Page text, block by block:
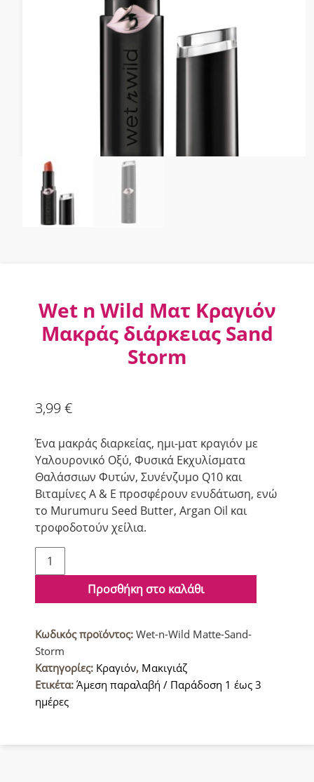
Wet n Wild Ματ Κραγιόν
Μακράς διάρκειας Sand
Storm
3,99 €
Ένα μακράς διαρκείας, ημι-ματ κραγιόν με
Υαλουρονικό Οξύ, Φυσικά Εκχυλίσματα
Θαλάσσιων Φυτών, Συνένζυμο Q10 και
Βιταμίνες A & E προσφέρουν ενυδάτωση, ενώ
το Murumuru Seed Butter, Argan Oil και
τροφοδοτούν χείλια.
Wet
n
Ματ
Μακράς
διάρκειας
Sand
Storm
ποσότητα
Προσθήκη στο καλάθι
Κωδικός προϊόντος: Wet-n-Wild Matte-Sand-
Storm
Κατηγορίες: Κραγιόν, Μακιγιάζ
Ετικέτα: Άμεση παραλαβή / Παράδοση 1 έως 3
ημέρες